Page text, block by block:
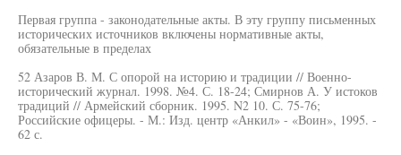
Первая группа - законодательные акты. В эту группу письменных
исторических источников включены нормативные акты,
обязательные в пределах
52 Азаров В. М. С опорой на историю и традиции // Военно-
исторический журнал. 1998. №4. С. 18-24; Смирнов А. У истоков
традиций // Армейский сборник. 1995. N2 10. С. 75-76;
Российские офицеры. - М.: Изд. центр «Анкил» - «Воин», 1995. -
62 с.